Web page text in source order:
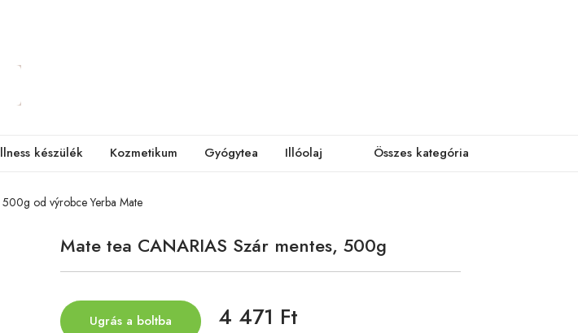
készülék Kozmetikum Gyógytea Illóolaj Összes kategória
od výrobce Yerba Mate
Mate tea CANARIAS Szár mentes, 500g
Ugrás a boltba 4 471 Ft